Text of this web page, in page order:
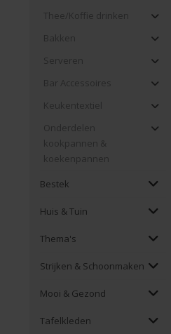
Thee/Koffie drinken
Bakken
Serveren
Bar Accessoires
Keukentextiel
Onderdelen
kookpannen &
koekenpannen
Bestek
Huis & Tuin
Thema's
Strijken & Schoonmaken
Mooi & Gezond
Tafelkleden